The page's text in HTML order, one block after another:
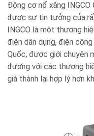
Động cơ nổ xăng INGCO
được sự tin tưởng của
INGCO là một thương
điện dân dụng, điện
Quốc, được giới chuyên
đương với các thương
giá thành lại hợp lý hơn